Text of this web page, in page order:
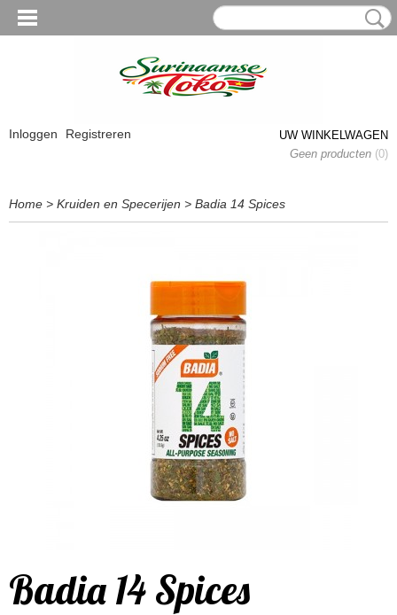
Inloggen Registreren
UW WINKELWAGEN
Geen producten (0)
Home > Kruiden en Specerijen > Badia 14 Spices
Badia 14 Spices